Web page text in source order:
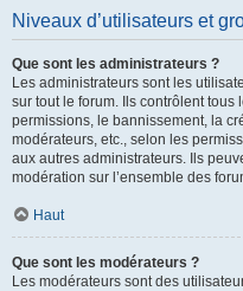
Niveaux d’utilisateurs et
Que sont les administrateurs ?
Les administrateurs sont les
sur tout le forum. Ils contrôlent tous
permissions, le bannissement, la
modérateurs, etc., selon les
aux autres administrateurs. Ils
modération sur l’ensemble des
Haut
Que sont les modérateurs ?
Les modérateurs sont des